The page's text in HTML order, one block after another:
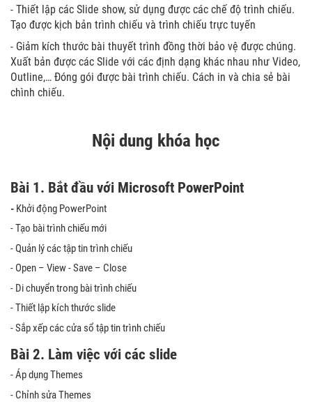
- Thiết lập các Slide show, sử dụng được các chế độ trình chiếu.
Tạo được kịch bản trình chiếu và trình chiếu trực tuyến
- Giảm kích thước bài thuyết trình đồng thời bảo vệ được chúng.
Xuất bản được các Slide với các định dạng khác nhau như Video,
Outline,… Đóng gói được bài trình chiếu. Cách in và chia sẻ bài
chình chiếu.
Nội dung khóa học
Bài 1. Bắt đầu với Microsoft PowerPoint
- Khởi động PowerPoint
- Tạo bài trình chiếu mới
- Quản lý các tập tin trình chiếu
- Open – View - Save – Close
- Di chuyển trong bài trình chiếu
- Thiết lập kích thước slide
- Sắp xếp các cửa sổ tập tin trình chiếu
Bài 2. Làm việc với các slide
- Áp dụng Themes
- Chỉnh sửa Themes